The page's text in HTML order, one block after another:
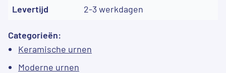
Levertijd
2-3 werkdagen
Categorieën:
Keramische urnen
Moderne urnen